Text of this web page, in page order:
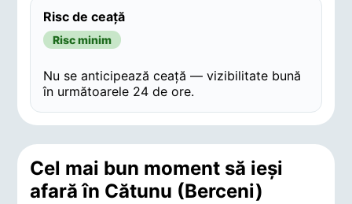
Risc de ceață
Risc minim
Nu se anticipează ceață — vizibilitate bună
în următoarele 24 de ore.
Cel mai bun moment să ieși
afară în Cătunu (Berceni)